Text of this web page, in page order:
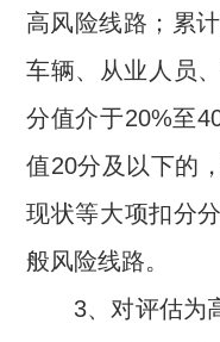
高风险线路；累
车辆、从业人员
分值介于20%至
值20分及以下的
现状等大项扣分
般风险线路。
3、对评估为